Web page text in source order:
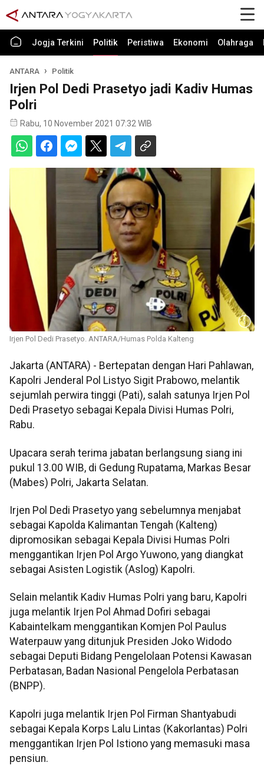
Jogja Terkini Politik Peristiwa Ekonomi Olahraga
ANTARA Politik
Irjen Pol Dedi Prasetyo jadi Kadiv Humas
Polri
Rabu, 10 November 2021 07:32 WIB
Irjen Pol Dedi Prasetyo. ANTARA/Humas Polda Kalteng
Jakarta (ANTARA) - Bertepatan dengan Hari Pahlawan,
Kapolri Jenderal Pol Listyo Sigit Prabowo, melantik
sejumlah perwira tinggi (Pati), salah satunya Irjen Pol
Dedi Prasetyo sebagai Kepala Divisi Humas Polri,
Rabu.
Upacara serah terima jabatan berlangsung siang ini
pukul 13.00 WIB, di Gedung Rupatama, Markas Besar
(Mabes) Polri, Jakarta Selatan.
Irjen Pol Dedi Prasetyo yang sebelumnya menjabat
sebagai Kapolda Kalimantan Tengah (Kalteng)
dipromosikan sebagai Kepala Divisi Humas Polri
menggantikan Irjen Pol Argo Yuwono, yang diangkat
sebagai Asisten Logistik (Aslog) Kapolri.
Selain melantik Kadiv Humas Polri yang baru, Kapolri
juga melantik Irjen Pol Ahmad Dofiri sebagai
Kabaintelkam menggantikan Komjen Pol Paulus
Waterpauw yang ditunjuk Presiden Joko Widodo
sebagai Deputi Bidang Pengelolaan Potensi Kawasan
Perbatasan, Badan Nasional Pengelola Perbatasan
(BNPP).
Kapolri juga melantik Irjen Pol Firman Shantyabudi
sebagai Kepala Korps Lalu Lintas (Kakorlantas) Polri
menggantikan Irjen Pol Istiono yang memasuki masa
pensiun.